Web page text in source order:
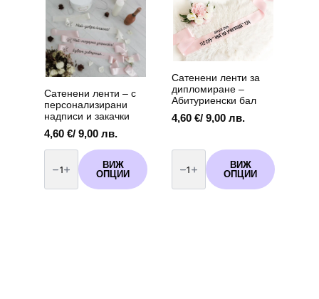
Сатенени ленти – с
персонализирани
надписи и закачки
4,60 €/ 9,00 лв.
количество
Сатенени
-
ВИЖ
ОПЦИИ
Сатенени ленти за
дипломиране –
Абитуриенски бал
4,60 €/ 9,00 лв.
количество
Сатенени
за
ВИЖ
ОПЦИИ